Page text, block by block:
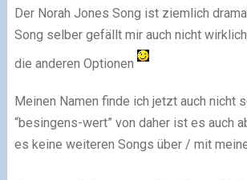
Der Norah Jones Song ist ziemlich
Song selber gefällt mir auch nicht
die anderen Optionen
Meinen Namen finde ich jetzt auch nicht
“besingens-wert” von daher ist es auch
es keine weiteren Songs über / mit